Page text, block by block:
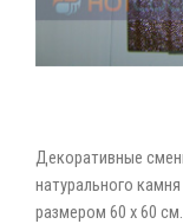
Декоративные
натурального
размером 60 х 60